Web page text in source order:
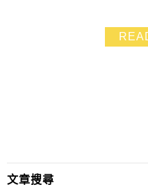
營養魔方健康調理機】做
過元山家電的營養魔方.
文章搜尋